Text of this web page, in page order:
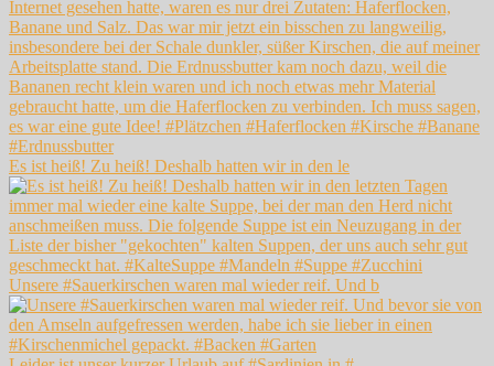
Es ist heiß! Zu heiß! Deshalb hatten wir in den le
Unsere #Sauerkirschen waren mal wieder reif. Und b